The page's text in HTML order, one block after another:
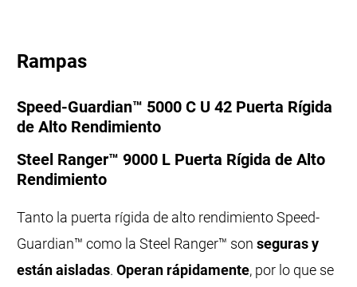
Rampas
Speed-Guardian™ 5000 C U 42 Puerta Rígida
de Alto Rendimiento
Steel Ranger™ 9000 L Puerta Rígida de Alto
Rendimiento
Tanto la puerta rígida de alto rendimiento Speed-
Guardian™ como la Steel Ranger™ sonseguras y
están aisladas.Operan rápidamente, por lo que se